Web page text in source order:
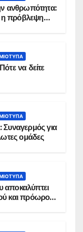
ανθρωπότητα:
η πρόβλεψη…
να δείτε
για
ομάδες
αποκαλύπτει
και πρόωρου